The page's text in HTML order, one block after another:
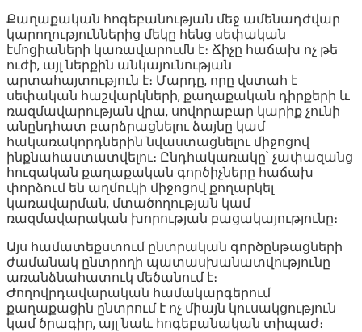
Քաղաքական հոգեբանության մեջ ամենադժվար
կարողություններից մեկը հենց սեփական
էմոցիաների կառավարումն է։ Ճիչը հաճախ ոչ թե
ուժի, այլ ներքին անկայունության
արտահայտություն է։ Մարդը, որը վստահ է
սեփական հաշվարկների, քաղաքական դիրքերի և
ռազմավարության վրա, սովորաբար կարիք չունի
անընդհատ բարձրացնելու ձայնը կամ
հակառակորդներին նվաստացնելու միջոցով
ինքնահաստատվելու։ Ընդհակառակը՝ չափազանց
հուզական քաղաքական գործիչները հաճախ
փորձում են աղմուկի միջոցով քողարկել
կառավարման, մտածողության կամ
ռազմավարական խորության բացակայությունը։
Այս համատեքստում ընտրական գործընթացների
ժամանակ ընտրողի պատասխանատվությունը
առանձնահատուկ մեծանում է։
Ժողովրդավարական համակարգերում
քաղաքացին ընտրում է ոչ միայն կուսակցություն
կամ ծրագիր, այլ նաև հոգեբանական տիպաժ։